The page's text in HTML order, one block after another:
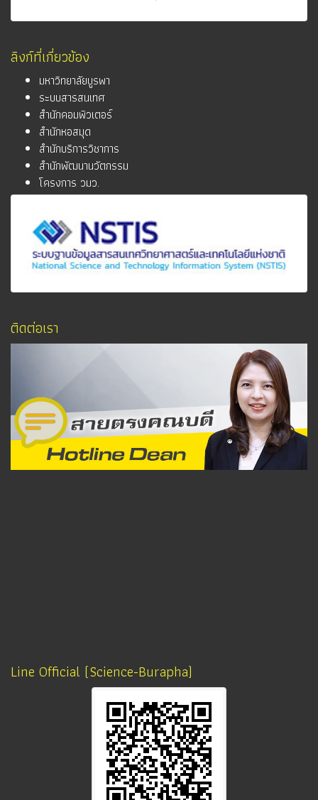
ลิงก์ที่เกี่ยวข้อง
มหาวิทยาลัยบูรพา
ระบบสารสนเทศ
สำนักคอมพิวเตอร์
สำนักหอสมุด
สำนักบริการวิชาการ
สำนักพัฒนานวัตกรรม
โครงการ วมว.
ติดต่อเรา
Line Official (Science-Burapha)